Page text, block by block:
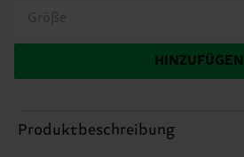
Größe
HINZUFÜGEN
Produktbeschreibung